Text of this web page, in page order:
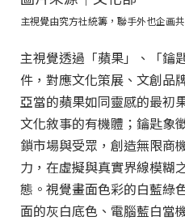
主視覺由究方社統籌，聯手外也企画
主視覺透過「蘋果」、「鑰
件，對應文化策展、文創品
亞當的蘋果如同靈感的最初
文化敘事的有機體；鑰匙象
鎖市場與受眾，創造無限商
力，在虛擬與真實界線模糊
態。視覺畫面色彩的白藍綠
面的灰白底色、電腦藍白當